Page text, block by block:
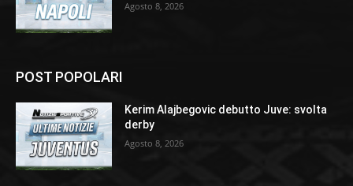
Agosto 8, 2026
POST POPOLARI
Kerim Alajbegovic debutto Juve: svolta
derby
Agosto 8, 2026